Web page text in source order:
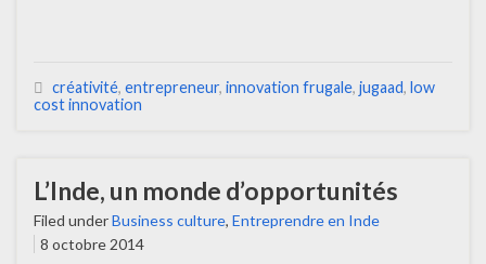
créativité, entrepreneur, innovation frugale, jugaad, low
cost innovation
L’Inde, un monde d’opportunités
Filed underBusiness culture, Entreprendre en Inde
8 octobre 2014